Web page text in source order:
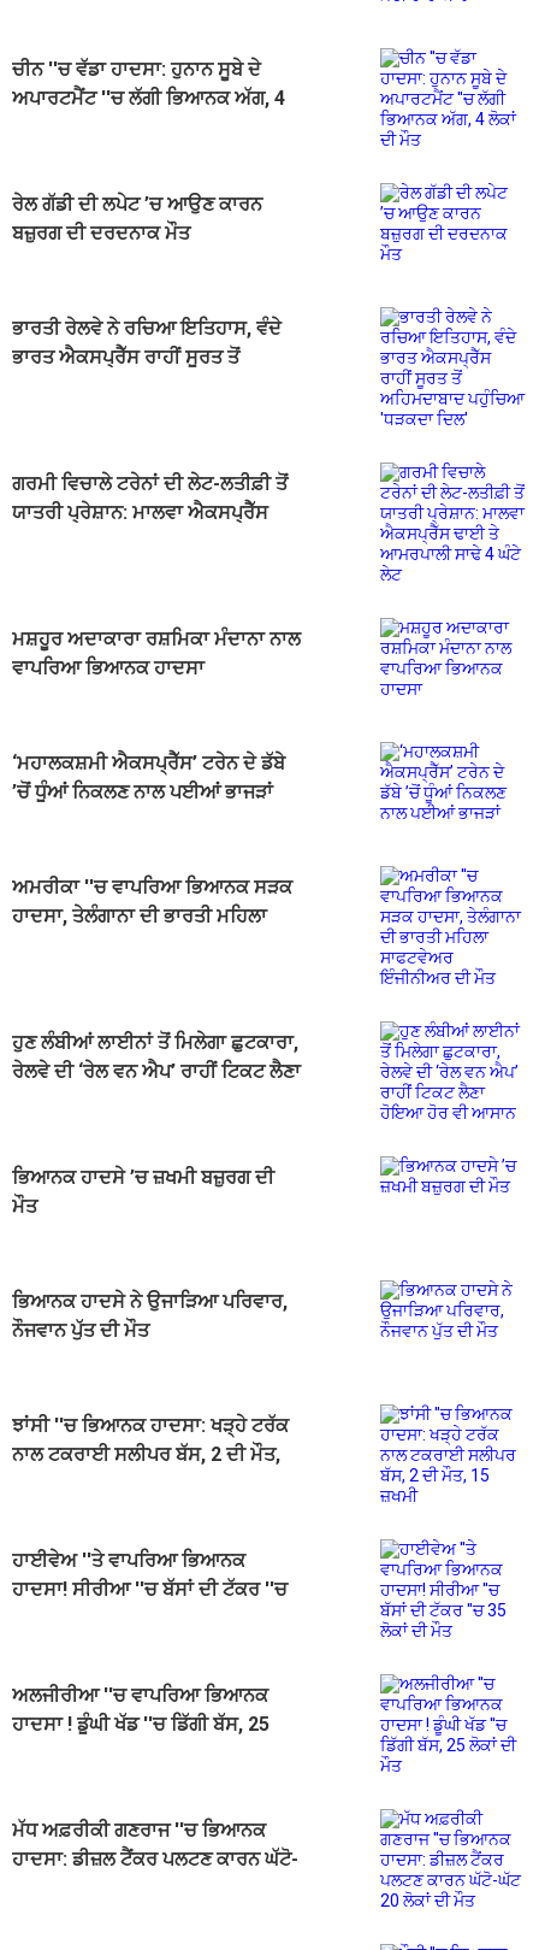
ਚੀਨ ''ਚ ਵੱਡਾ ਹਾਦਸਾ: ਹੁਨਾਨ ਸੂਬੇ ਦੇ
ਅਪਾਰਟਮੈਂਟ ''ਚ ਲੱਗੀ ਭਿਆਨਕ ਅੱਗ, 4
ਰੇਲ ਗੱਡੀ ਦੀ ਲਪੇਟ ’ਚ ਆਉਣ ਕਾਰਨ
ਬਜ਼ੁਰਗ ਦੀ ਦਰਦਨਾਕ ਮੌਤ
ਭਾਰਤੀ ਰੇਲਵੇ ਨੇ ਰਚਿਆ ਇਤਿਹਾਸ, ਵੰਦੇ
ਭਾਰਤ ਐਕਸਪ੍ਰੈੱਸ ਰਾਹੀਂ ਸੂਰਤ ਤੋਂ
ਗਰਮੀ ਵਿਚਾਲੇ ਟਰੇਨਾਂ ਦੀ ਲੇਟ-ਲਤੀਫ਼ੀ ਤੋਂ
ਯਾਤਰੀ ਪ੍ਰੇਸ਼ਾਨ: ਮਾਲਵਾ ਐਕਸਪ੍ਰੈੱਸ
ਮਸ਼ਹੂਰ ਅਦਾਕਾਰਾ ਰਸ਼ਮਿਕਾ ਮੰਦਾਨਾ ਨਾਲ
ਵਾਪਰਿਆ ਭਿਆਨਕ ਹਾਦਸਾ
‘ਮਹਾਲਕਸ਼ਮੀ ਐਕਸਪ੍ਰੈੱਸ’ ਟਰੇਨ ਦੇ ਡੱਬੇ
’ਚੋਂ ਧੂੰਆਂ ਨਿਕਲਣ ਨਾਲ ਪਈਆਂ ਭਾਜੜਾਂ
ਅਮਰੀਕਾ ''ਚ ਵਾਪਰਿਆ ਭਿਆਨਕ ਸੜਕ
ਹਾਦਸਾ, ਤੇਲੰਗਾਨਾ ਦੀ ਭਾਰਤੀ ਮਹਿਲਾ
ਹੁਣ ਲੰਬੀਆਂ ਲਾਈਨਾਂ ਤੋਂ ਮਿਲੇਗਾ ਛੁਟਕਾਰਾ,
ਰੇਲਵੇ ਦੀ ‘ਰੇਲ ਵਨ ਐਪ’ ਰਾਹੀਂ ਟਿਕਟ ਲੈਣਾ
ਭਿਆਨਕ ਹਾਦਸੇ ’ਚ ਜ਼ਖਮੀ ਬਜ਼ੁਰਗ ਦੀ
ਮੌਤ
ਭਿਆਨਕ ਹਾਦਸੇ ਨੇ ਉਜਾੜਿਆ ਪਰਿਵਾਰ,
ਨੌਜਵਾਨ ਪੁੱਤ ਦੀ ਮੌਤ
ਝਾਂਸੀ ''ਚ ਭਿਆਨਕ ਹਾਦਸਾ: ਖੜ੍ਹੇ ਟਰੱਕ
ਨਾਲ ਟਕਰਾਈ ਸਲੀਪਰ ਬੱਸ, 2 ਦੀ ਮੌਤ,
ਹਾਈਵੇਅ ''ਤੇ ਵਾਪਰਿਆ ਭਿਆਨਕ
ਹਾਦਸਾ! ਸੀਰੀਆ ''ਚ ਬੱਸਾਂ ਦੀ ਟੱਕਰ ''ਚ
ਅਲਜੀਰੀਆ ''ਚ ਵਾਪਰਿਆ ਭਿਆਨਕ
ਹਾਦਸਾ ! ਡੂੰਘੀ ਖੱਡ ''ਚ ਡਿੱਗੀ ਬੱਸ, 25
ਮੱਧ ਅਫ਼ਰੀਕੀ ਗਣਰਾਜ ''ਚ ਭਿਆਨਕ
ਹਾਦਸਾ: ਡੀਜ਼ਲ ਟੈਂਕਰ ਪਲਟਣ ਕਾਰਨ ਘੱਟੋ-